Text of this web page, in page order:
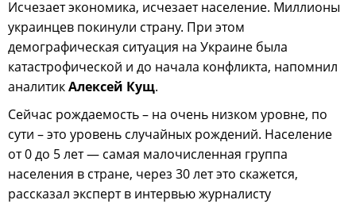
Исчезает экономика, исчезает население. Миллионы
украинцев покинули страну. При этом
демографическая ситуация на Украине была
катастрофической и до начала конфликта, напомнил
аналитикАлексей Кущ.
Сейчас рождаемость – на очень низком уровне, по
сути – это уровень случайных рождений. Население
от 0 до 5 лет — самая малочисленная группа
населения в стране, через 30 лет это скажется,
рассказал эксперт в интервью журналисту